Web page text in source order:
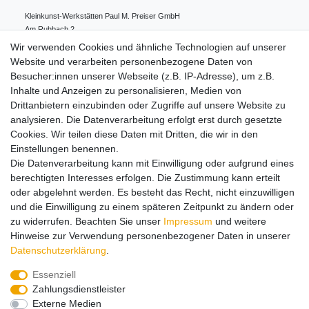
Kleinkunst-Werkstätten Paul M. Preiser GmbH
Am Ruhbach 2
Steinsfeld
Deutschland
Hinweise zur Batterieentsorgung
Lieferung und Versand
Impressum Daten­schutz­erklärung AGB
Barrierefreiheitserklärung
Vertrag widerrufen
Wir verwenden Cookies und ähnliche Technologien auf unserer
Website und verarbeiten personenbezogene Daten von
Besucher:innen unserer Webseite (z.B. IP-Adresse), um z.B.
Inhalte und Anzeigen zu personalisieren, Medien von
Drittanbietern einzubinden oder Zugriffe auf unsere Website zu
analysieren. Die Datenverarbeitung erfolgt erst durch gesetzte
Cookies. Wir teilen diese Daten mit Dritten, die wir in den
Einstellungen benennen.
Die Datenverarbeitung kann mit Einwilligung oder aufgrund eines
berechtigten Interesses erfolgen. Die Zustimmung kann erteilt
oder abgelehnt werden. Es besteht das Recht, nicht einzuwilligen
und die Einwilligung zu einem späteren Zeitpunkt zu ändern oder
zu widerrufen. Beachten Sie unser Impressum und weitere
Hinweise zur Verwendung personenbezogener Daten in unserer
Daten­schutz­erklärung
Essenziell
Zahlungsdienstleister
Externe Medien